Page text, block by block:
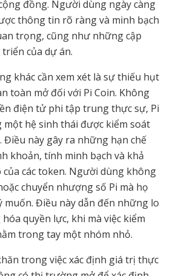
đồng. Người dùng ngày càng
thông tin rõ ràng và minh bạch
trọng, cũng như những cập
của dự án.
khác cần xem xét là sự thiếu hụt
toàn mở đối với Pi Coin. Không
điện tử phi tập trung thực sự, Pi
hệ sinh thái được kiểm soát
Điều này gây ra những hạn chế
khoản, tính minh bạch và khả
các token. Người dùng không
chuyển nhượng số Pi mà họ
muốn. Điều này dẫn đến những lo
quyền lực, khi mà việc kiểm
trong tay một nhóm nhỏ.
trong việc xác định giá trị thực